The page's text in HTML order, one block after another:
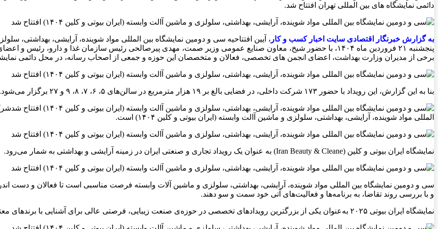
دائمی نمایشگاه های بین المللی تهران افتتاح شد.
به گزارش خبرنگار اقتصادی سايت اخبار کسب و کار
پنجشنبه ۲۱ فروردین ماه ۱۴۰۴، با حضور شیخ، معاون صنایع عمومی وزیر صمت، مهدی پیرصالحی رئيس سازمان غذا و دارو،
برخی از مدیران وزارت بهداشت، اعضای انجمن های تخصصی، فعالان و متخصصان این حوزه و جمعی از اصحاب رسانه، در محل دائمی
بنا به این گزارش، این رویداد با حضور ۱۷۳ شرکت داخلی، در فضایی بالغ بر ۱۹ هزار مترمربع در سالن‌های ۵، ۶، ۷، ۸، ۹ و ۲۷ برگزار می‌شود.
المللی مواد شوینده، آرایشی، بهداشتی، سلولزی و ماشین آالت وابسته (ایران بیوتی و کلین ۱۴۰۴) است.
نمایشگاه ایران بیوتی و کلین (Iran Beauty & Cleane) به عنوان یک رویداد تجاری و صنعتی ایران در زمینه آرایشی و بهداشتی به شمار می‌رود.
سی و دومین نمایشگاه بین المللی مواد شوینده، آرایشی، بهداشتی، سلولزی و ماشین آلات وابسته فرصت مناسبی است تا فعالان و دست
و با بررسی روند تقاضا، به برنامه‌ها و فعالیت‌های آتی خود سمت و سو دهند.
نمایشگاه ایران بیوتی ۲۰۲۵ به‌عنوان یکی از بزرگترین رویدادهای تخصصی در حوزه‌ی صنعت زیبایی، فرصتی عالی برای آشنایی با برندهای معتبر و پیشرو در این صنعت است.